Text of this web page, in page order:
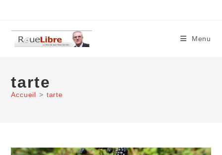
content
Menu
tarte
Accueil > tarte